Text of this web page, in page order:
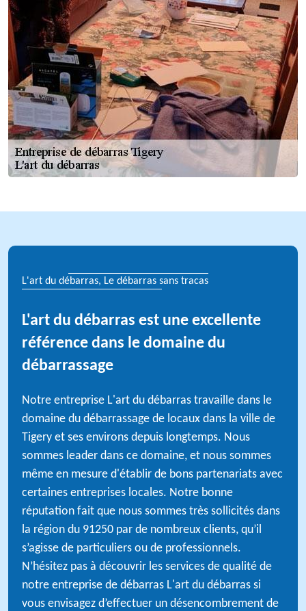
L'art du débarras, Le débarras sans tracas
L'art du débarras est une excellente
référence dans le domaine du
débarrassage
Notre entreprise L'art du débarras travaille dans le
domaine du débarrassage de locaux dans la ville de
Tigery et ses environs depuis longtemps. Nous
sommes leader dans ce domaine, et nous sommes
même en mesure d'établir de bons partenariats avec
certaines entreprises locales. Notre bonne
réputation fait que nous sommes très sollicités dans
la région du 91250 par de nombreux clients, qu’il
s’agisse de particuliers ou de professionnels.
N’hésitez pas à découvrir les services de qualité de
notre entreprise de débarras L'art du débarras si
vous envisagez d’effectuer un désencombrement de